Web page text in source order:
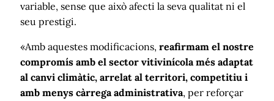
variable, sense que això afecti la seva qualitat ni el
seu prestigi.
«Amb aquestes modificacions, reafirmam el nostre
compromís amb el sector vitivinícola més adaptat
al canvi climàtic, arrelat al territori, competitiu i
amb menys càrrega administrativa, per reforçar